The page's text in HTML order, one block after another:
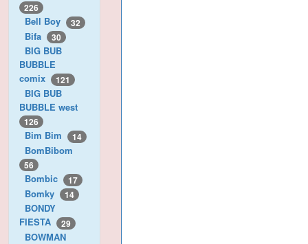
226
Bell Boy 32
Bifa 30
BIG BUB
BUBBLE
comix
121
BIG BUB
BUBBLE west
126
Bim Bim 14
BomBibom
56
Bombic 17
Bomky 14
BONDY
FIESTA
29
BOWMAN